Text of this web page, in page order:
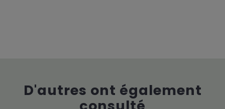
D'autres ont également